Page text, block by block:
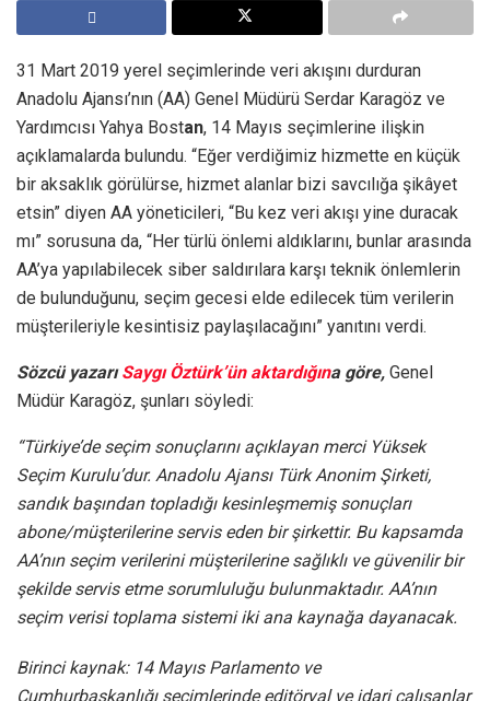
31 Mart 2019 yerel seçimlerinde veri akışını durduran
Anadolu Ajansı’nın (AA) Genel Müdürü Serdar Karagöz ve
Yardımcısı Yahya Bostan, 14 Mayıs seçimlerine ilişkin
açıklamalarda bulundu. “Eğer verdiğimiz hizmette en küçük
bir aksaklık görülürse, hizmet alanlar bizi savcılığa şikâyet
etsin” diyen AA yöneticileri, “Bu kez veri akışı yine duracak
mı” sorusuna da, “Her türlü önlemi aldıklarını, bunlar arasında
AA’ya yapılabilecek siber saldırılara karşı teknik önlemlerin
de bulunduğunu, seçim gecesi elde edilecek tüm verilerin
müşterileriyle kesintisiz paylaşılacağını” yanıtını verdi.
Sözcü yazarıSaygı Öztürk’ün aktardığına göre, Genel
Müdür Karagöz, şunları söyledi:
“Türkiye’de seçim sonuçlarını açıklayan merci Yüksek
Seçim Kurulu’dur. Anadolu Ajansı Türk Anonim Şirketi,
sandık başından topladığı kesinleşmemiş sonuçları
abone/müşterilerine servis eden bir şirkettir. Bu kapsamda
AA’nın seçim verilerini müşterilerine sağlıklı ve güvenilir bir
şekilde servis etme sorumluluğu bulunmaktadır. AA’nın
seçim verisi toplama sistemi iki ana kaynağa dayanacak.
Birinci kaynak: 14 Mayıs Parlamento ve
Cumhurbaşkanlığı seçimlerinde editöryal ve idari çalışanlar